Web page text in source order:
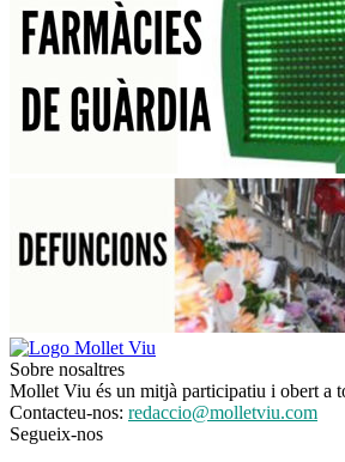
Sobre nosaltres
Mollet Viu és un mitjà participatiu i obert a
Contacteu-nos: redaccio@molletviu.com
Segueix-nos